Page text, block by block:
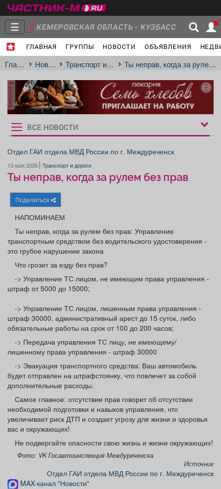
☰ КЕМЕРОВСКАЯ ОБЛАСТЬ - КУЗБАСС
ГЛАВНАЯ ГРУППЫ НОВОСТИ ОБЪЯВЛЕНИЯ
Главная
Объявления Недвижимость Услуги
Работа
Товары Поздравления Погода
Я - пенсионер
Главная Новости Транспорт и дороги Ты неправ, когда за рулем без прав
реклама
Рукбрики
новостей
ВСЕ НОВОСТИ
Отдел ГАИ отдела МВД России по г. Междуреченск
13 мая 2026 Транспорт и дороги
Ты неправ, когда за рулем без прав
Поделиться
НАПОМИНАЕМ
Ты неправ, когда за рулем без прав: Управление
транспортным средством без водительского удостоверения -
это грубое нарушение закона
Что грозит за езду без прав?
-> Управление ТС лицом, не имеющим права управления -
штраф от 5000 до 15000;
-> Управление ТС лицом, лишенным права управления -
штраф 30000, административный арест до 15 суток, либо
обязательные работы на срок от 100 до 200 часов;
-> Передача управления ТС лицу, не имеющему/
лишенному права управления - штраф 30000
-> Эвакуация транспортного средства: Ваш автомобиль
будет отправлен на штрафстоянку, что повлечет за собой
дополнительные расходы.
Самое главное: отсутствие прав говорит об отсутствии
необходимой подготовки и навыков управления, что
увеличивает риск ДТП и создает угрозу для жизни и здоровья
вас и окружающих!
Не подвергайте опасности свою жизнь и жизни окружающих!
Фото: VK Госавтоинспекция Междуреченска
Источник
Отдел ГАИ отдела МВД России по г. Междуреченск
MAX-канал "Новости"